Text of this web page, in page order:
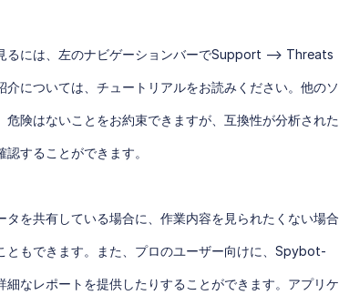
には、左のナビゲーションバーでSupport --> Threats
については、チュートリアルをお読みください。他のソ
険はないことをお約束できますが、互換性が分析された
することができます。
を共有している場合に、作業内容を見られたくない場合
ともできます。また、プロのユーザー向けに、Spybot-
なレポートを提供したりすることができます。アプリケ